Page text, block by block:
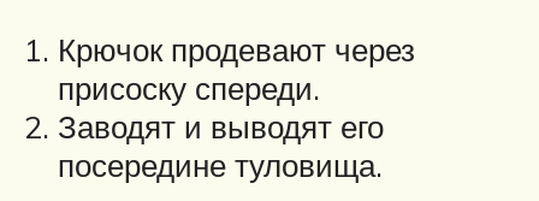
Крючок продевают через
присоску спереди.
Заводят и выводят его
посередине туловища.